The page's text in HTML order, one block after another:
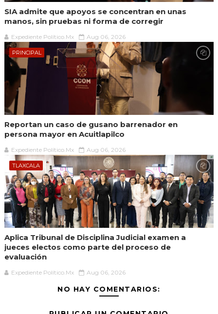
SIA admite que apoyos se concentran en unas
manos, sin pruebas ni forma de corregir
Expediente Político.Mx Aug 06, 2026
PRINCIPAL
Reportan un caso de gusano barrenador en
persona mayor en Acuitlapilco
Expediente Político.Mx Aug 06, 2026
TLAXCALA
Aplica Tribunal de Disciplina Judicial examen a
jueces electos como parte del proceso de
evaluación
Expediente Político.Mx Aug 06, 2026
NO HAY COMENTARIOS: